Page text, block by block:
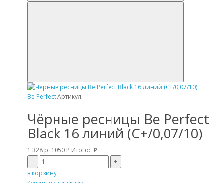
Be PerfectАртикул:
Чёрные ресницы Be Perfect
Black 16 линий (C+/0,07/10)
1 328 р. 1050 Р Итого: Р
–
+
в корзину